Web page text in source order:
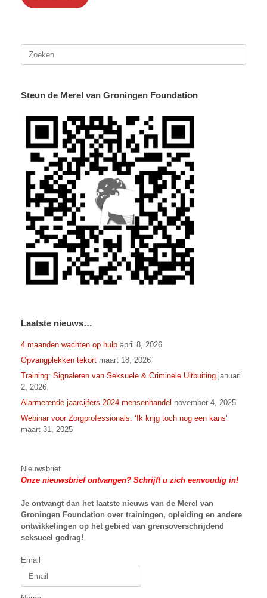
Zoeken
Steun de Merel van Groningen Foundation
Laatste nieuws…
4 maanden wachten op hulp april 8, 2026
Opvangplekken tekort maart 18, 2026
Training: Signaleren van Seksuele & Criminele Uitbuiting januari
2, 2026
Alarmerende jaarcijfers 2024 mensenhandel november 4, 2025
Webinar voor Zorgprofessionals: ‘Ik krijg toch nog een kans’
maart 31, 2025
Nieuwsbrief
Onze nieuwsbrief ontvangen? Schrijft u zich eenvoudig in!
Je ontvangt dan het laatste nieuws van de Merel van
Groningen Foundation over trainingen, opleiding en andere
ontwikkelingen op het gebied van grensoverschrijdend
seksueel gedrag!
Email